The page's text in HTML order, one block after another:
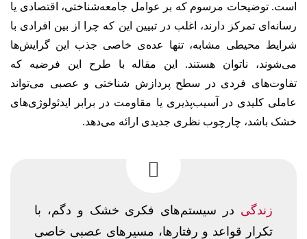
است. توضیحات مرسوم که بر عوامل جامعه‌شناختی، اقتصادی یا
رسانه‌ای تمرکز دارند، اغلب در تبیین این که چرا از بین افرادی با
شرایط محیطی مشابه، تنها عده‌ی خاصی جذب این گرایش‌ها
می‌شوند، ناتوان هستند. این مقاله با طرح این فرضیه که
تفاوت‌های فردی در سطح پردازش شناختی و عصبی می‌تواند
عاملی کلیدی در آسیب‌پذیری یا مقاومت در برابر ایدئولوژی‌های
خشک باشد، چارچوب نظری جدیدی ارائه می‌دهد.
زندگی در سیستم‌های فکری خشک و دگم، با
تکرار قواعد و رفتارها، مسیرهای عصبی خاصی